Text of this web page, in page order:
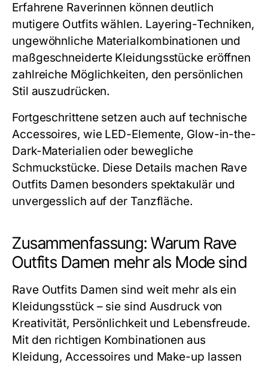
Erfahrene Raverinnen können deutlich
mutigere Outfits wählen. Layering-Techniken,
ungewöhnliche Materialkombinationen und
maßgeschneiderte Kleidungsstücke eröffnen
zahlreiche Möglichkeiten, den persönlichen
Stil auszudrücken.
Fortgeschrittene setzen auch auf technische
Accessoires, wie LED-Elemente, Glow-in-the-
Dark-Materialien oder bewegliche
Schmuckstücke. Diese Details machen Rave
Outfits Damen besonders spektakulär und
unvergesslich auf der Tanzfläche.
Zusammenfassung: Warum Rave
Outfits Damen mehr als Mode sind
Rave Outfits Damen sind weit mehr als ein
Kleidungsstück – sie sind Ausdruck von
Kreativität, Persönlichkeit und Lebensfreude.
Mit den richtigen Kombinationen aus
Kleidung, Accessoires und Make-up lassen